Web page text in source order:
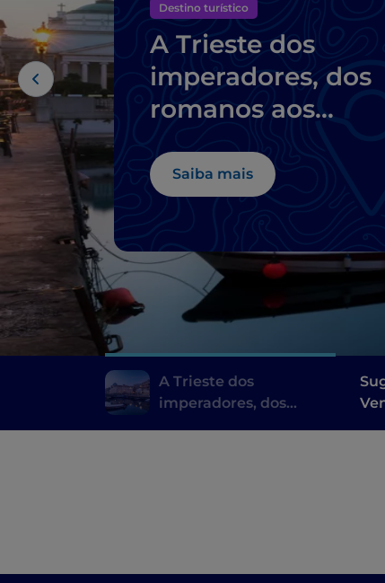
Destino turístico
A Trieste dos
imperadores, dos
romanos aos
Saiba mais
A Trieste dos
imperadores, dos